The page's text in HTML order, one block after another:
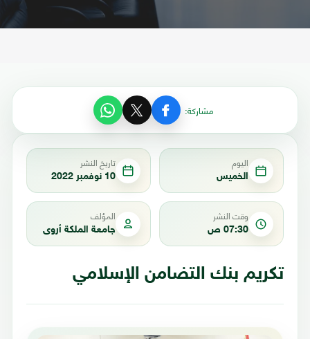
مشاركة:
اليوم
الخميس
تاريخ النشر
10 نوفمبر 2022
وقت النشر
07:30 ص
المؤلف
جامعة الملكة أروى
تكريم بنك التضامن الإسلامي